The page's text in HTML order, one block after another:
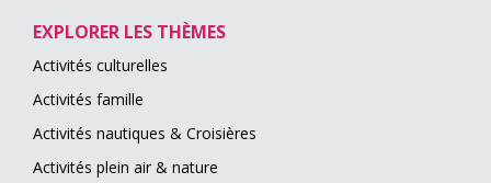
EXPLORER LES THÈMES
Activités culturelles
Activités famille
Activités nautiques & Croisières
Activités plein air & nature